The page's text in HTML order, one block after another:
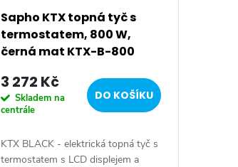
Sapho KTX topná tyč s
termostatem, 800 W,
černá mat KTX-B-800
3 272 Kč
Skladem na
centrále
DO KOŠÍKU
KTX BLACK - elektrická topná tyč s
termostatem s LCD displejem a